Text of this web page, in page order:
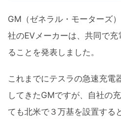
GM（ゼネラル・モーターズ
社のEVメーカーは、共同で
ることを発表しました。
これまでにテスラの急速充電
してきたGMですが、自社の
ても北米で３万基を設置する